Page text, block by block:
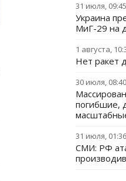
31 июля, 09:45
Украина
МиГ-29 на
1 августа,
Нет ракет
30 июля, 08:40
погибшие,
31 июля, 01:36
СМИ: РФ